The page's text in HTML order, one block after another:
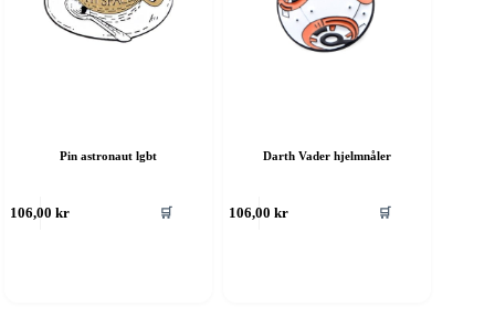
Pin astronaut lgbt
106,00kr 🛒
Darth Vader hjelmnåler
106,00kr 🛒